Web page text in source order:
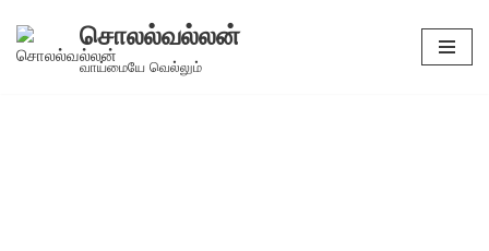
Skip
சொலல்வல்லன்
வாய்மையே வெல்லும்